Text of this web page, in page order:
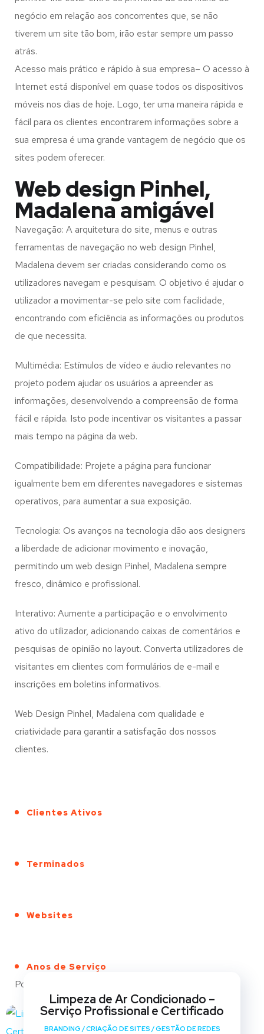
negócio em relação aos concorrentes que, se não
tiverem um site tão bom, irão estar sempre um passo
atrás.
Acesso mais prático e rápido à sua empresa– O acesso à
Internet está disponível em quase todos os dispositivos
móveis nos dias de hoje. Logo, ter uma maneira rápida e
fácil para os clientes encontrarem informações sobre a
sua empresa é uma grande vantagem de negócio que os
sites podem oferecer.
Web design Pinhel,
Madalena amigável
Navegação: A arquitetura do site, menus e outras
ferramentas de navegação no web design Pinhel,
Madalena devem ser criadas considerando como os
utilizadores navegam e pesquisam. O objetivo é ajudar o
utilizador a movimentar-se pelo site com facilidade,
encontrando com eficiência as informações ou produtos
de que necessita.
Multimédia: Estímulos de vídeo e áudio relevantes no
projeto podem ajudar os usuários a apreender as
informações, desenvolvendo a compreensão de forma
fácil e rápida. Isto pode incentivar os visitantes a passar
mais tempo na página da web.
Compatibilidade: Projete a página para funcionar
igualmente bem em diferentes navegadores e sistemas
operativos, para aumentar a sua exposição.
Tecnologia: Os avanços na tecnologia dão aos designers
a liberdade de adicionar movimento e inovação,
permitindo um web design Pinhel, Madalena sempre
fresco, dinâmico e profissional.
Interativo: Aumente a participação e o envolvimento
ativo do utilizador, adicionando caixas de comentários e
pesquisas de opinião no layout. Converta utilizadores de
visitantes em clientes com formulários de e-mail e
inscrições em boletins informativos.
Web Design Pinhel, Madalena com qualidade e
criatividade para garantir a satisfação dos nossos
clientes.
Clientes Ativos
Terminados
Websites
Anos de Serviço
Portfólio
Limpeza de Ar Condicionado –
Serviço Profissional e Certificado
BRANDING /CRIAÇÃO DE SITES /GESTÃO DE REDES